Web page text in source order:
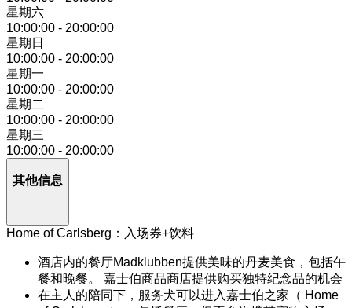
星期六
10:00:00 - 20:00:00
星期日
10:00:00 - 20:00:00
星期一
10:00:00 - 20:00:00
星期二
10:00:00 - 20:00:00
星期三
10:00:00 - 20:00:00
其他信息
Home of Carlsberg：入场券+饮料
酒店内的餐厅Madklubben提供美味的丹麦美食，包括午
餐和晚餐。 嘉士伯商品商店提供购买独特纪念品的机会
在主人的陪同下，服务犬可以进入嘉士伯之家（ Home